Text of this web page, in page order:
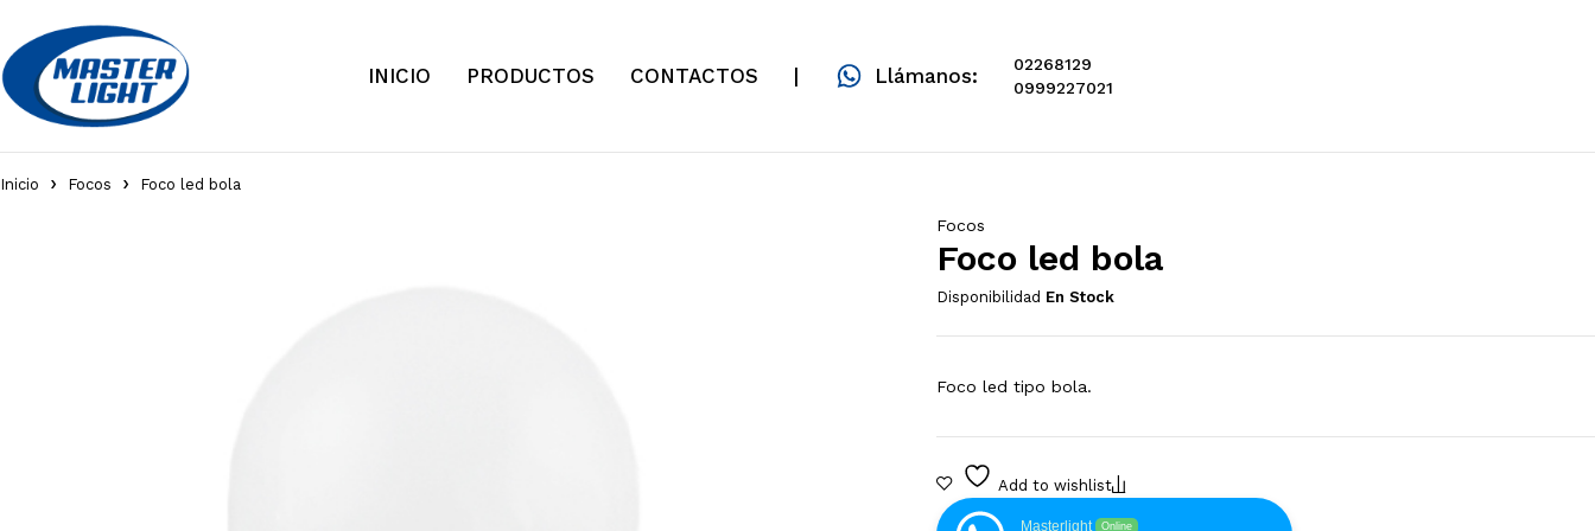
INICIO PRODUCTOS CONTACTOS Llámanos:
02268129
0999227021
Inicio Focos Foco led bola
Focos
Foco led bola
Disponibilidad En Stock
Foco led tipo bola.
Masterlight Online